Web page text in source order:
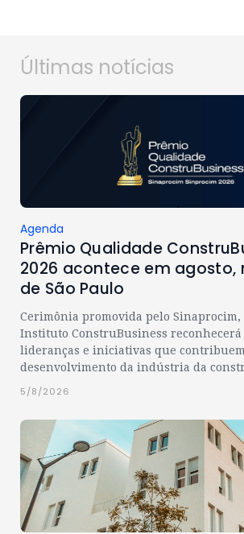
Últimas notícias
Agenda
Prêmio Qualidade
2026 acontece em agosto,
de São Paulo
Cerimônia promovida pelo Sinaprocim,
Instituto ConstruBusiness reconhecerá
lideranças e iniciativas que
desenvolvimento da indústria da
5/8/2026